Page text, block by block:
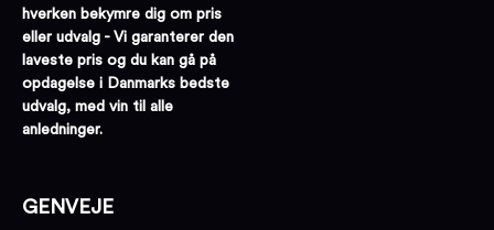
hverken bekymre dig om pris
eller udvalg - Vi garanterer den
laveste pris og du kan gå på
opdagelse i Danmarks bedste
udvalg, med vin til alle
anledninger.
GENVEJE